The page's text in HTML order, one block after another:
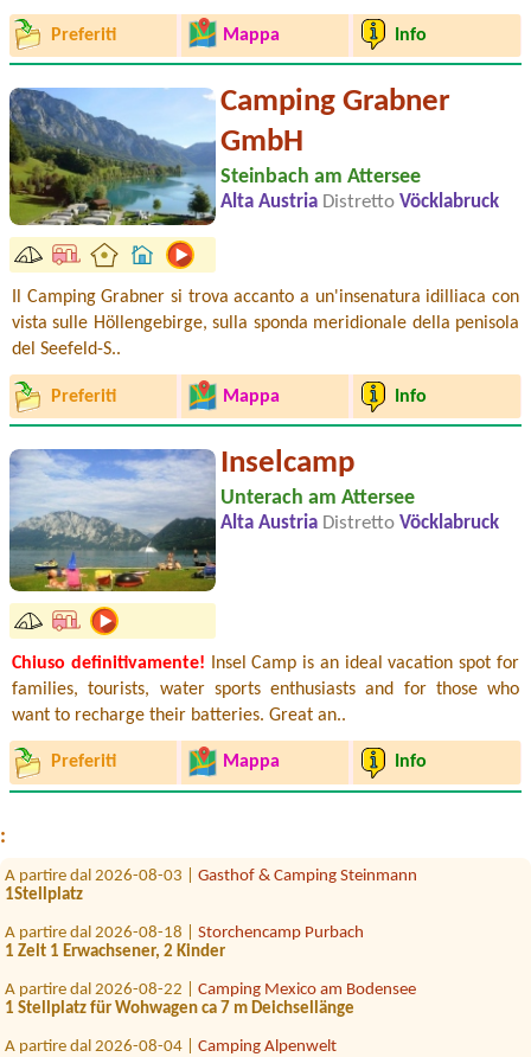
Preferiti Mappa Info
Camping Grabner
GmbH
Steinbach am Attersee
Alta Austria Distretto Vöcklabruck
Il Camping Grabner si trova accanto a un'insenatura idilliaca con
vista sulle Höllengebirge, sulla sponda meridionale della penisola
del Seefeld-S..
Preferiti Mappa Info
Inselcamp
Unterach am Attersee
Alta Austria Distretto Vöcklabruck
Chiuso definitivamente! Insel Camp is an ideal vacation spot for
families, tourists, water sports enthusiasts and for those who
want to recharge their batteries. Great an..
Preferiti Mappa Info
:
A partire dal 2026-07-29 |
Camping Grabner GmbH
2x Platz für Zelt für 2 Erwachsene mit baby
A partire dal 2026-07-29 |Austria Camp Mondsee
1x zelt, 2 x person
A partire dal 2026-08-03 | Gasthof & Camping Steinmann
1Stellplatz
A partire dal 2026-08-18 | Storchencamp Purbach
1 Zelt 1 Erwachsener, 2 Kinder
A partire dal 2026-08-22 | Camping Mexico am Bodensee
1 Stellplatz für Wohwagen ca 7 m Deichsellänge
A partire dal 2026-08-04 | Camping Alpenwelt